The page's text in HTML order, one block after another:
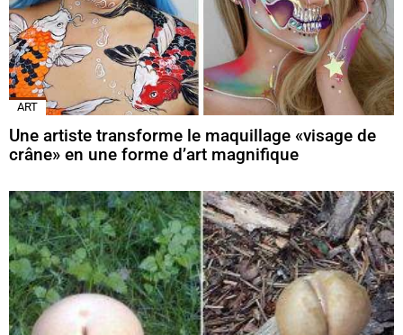
ART
Une artiste transforme le maquillage «visage de
crâne» en une forme d’art magnifique